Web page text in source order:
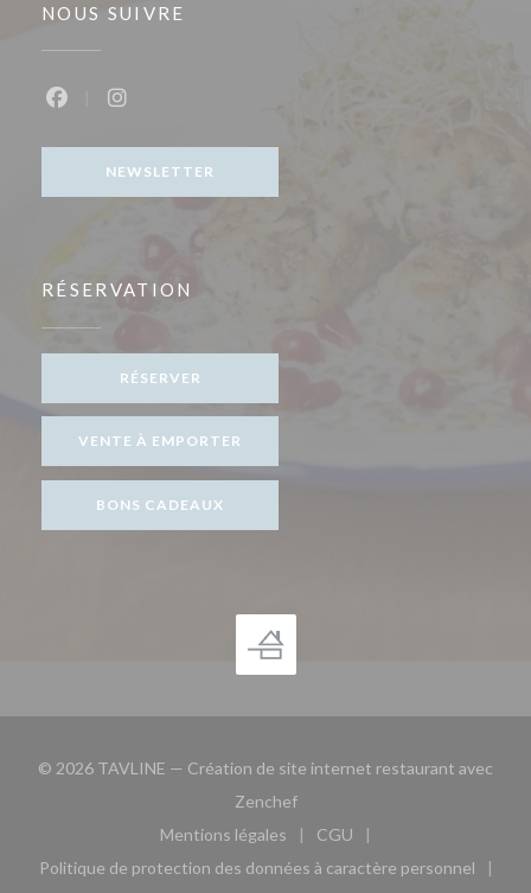
NOUS SUIVRE
NEWSLETTER
RÉSERVATION
RÉSERVER
VENTE À EMPORTER
BONS CADEAUX
© 2026 TAVLINE — Création de site internet restaurant avec
Zenchef((ouvre une nouvelle fenêtre))
Mentions légales
((ouvre une nouvelle fenêtre))
CGU
((ouvre une nouvelle
Politique de protection des données à caractère personnel
((ouvre une nouvelle fenêtre))